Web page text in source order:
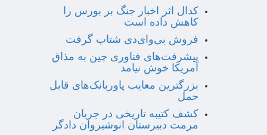
کدال اثر اخبار جنگ بر بورس را
کاهش داده است
فروش بی‌وای‌دی شتاب گرفت
پیشرفت‌های فناوری چین به مذاق
آمریکا خوش نیامد
بزرگترین معایب پاوربانک‌های قابل
حمل
کشف کتیبه تاریخی در جریان
مرمت دبیرستان انوشیروان دادگر